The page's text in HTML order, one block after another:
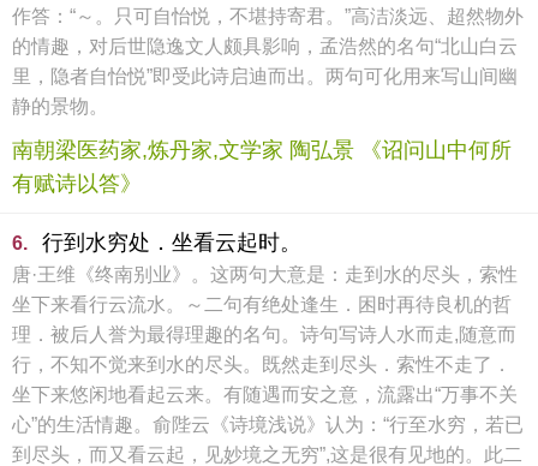
作答：“～。只可自怡悦，不堪持寄君。”高洁淡远、超然物外
的情趣，对后世隐逸文人颇具影响，孟浩然的名句“北山白云
里，隐者自怡悦”即受此诗启迪而出。两句可化用来写山间幽
静的景物。
南朝梁医药家,炼丹家,文学家 陶弘景 《诏问山中何所
有赋诗以答》
6. 行到水穷处．坐看云起时。
唐·王维《终南别业》。这两句大意是：走到水的尽头，索性
坐下来看行云流水。～二句有绝处逢生．困时再待良机的哲
理．被后人誉为最得理趣的名句。诗句写诗人水而走,随意而
行，不知不觉来到水的尽头。既然走到尽头．索性不走了．
坐下来悠闲地看起云来。有随遇而安之意，流露出“万事不关
心”的生活情趣。俞陛云《诗境浅说》认为：“行至水穷，若已
到尽头，而又看云起，见妙境之无穷”,这是很有见地的。此二